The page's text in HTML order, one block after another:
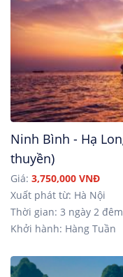
Ninh Bình - Hạ
thuyền)
Giá: 3,750,000 VNĐ
Xuất phát từ: Hà Nội
Thời gian: 3 ngày 2 đêm
Khởi hành: Hàng Tuần